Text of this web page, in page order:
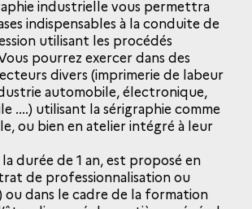
indispensables à la conduite de
utilisant les procédés
pourrez exercer dans des
divers (imprimerie de labeur
automobile, électronique,
....) utilisant la sérigraphie comme
ou bien en atelier intégré à leur
durée de 1 an, est proposé en
de professionnalisation ou
ou dans le cadre de la formation